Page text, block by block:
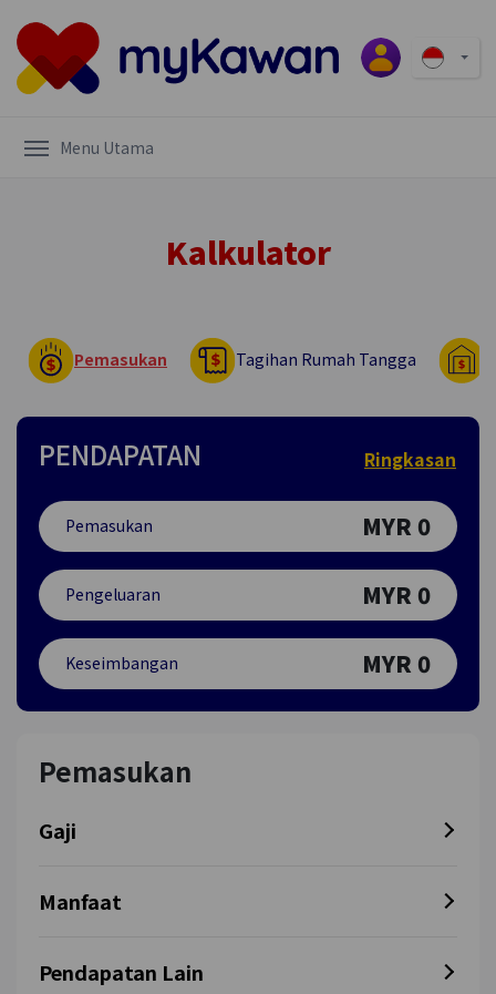
Menu Utama
Kalkulator
Pemasukan Tagihan Rumah Tangga
PENDAPATAN Ringkasan
Pemasukan MYR 0
Pengeluaran MYR 0
Keseimbangan MYR 0
Pemasukan
Gaji
Manfaat
Pendapatan Lain